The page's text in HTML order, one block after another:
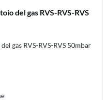
del gas RVS-RVS-RVS
gas RVS-RVS-RVS 50mbar